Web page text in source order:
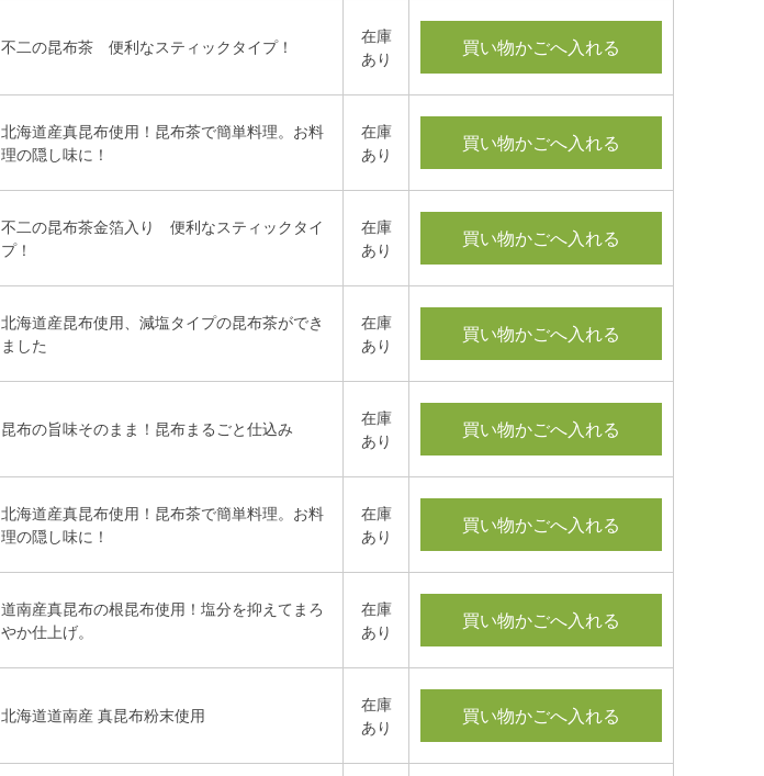
不二の昆布茶 便利なスティックタイプ！
在庫
あり
買い物かごへ入れる
北海道産真昆布使用！昆布茶で簡単料理。お料
理の隠し味に！
在庫
あり
買い物かごへ入れる
不二の昆布茶金箔入り 便利なスティックタイ
プ！
在庫
あり
買い物かごへ入れる
北海道産昆布使用、減塩タイプの昆布茶ができ
ました
在庫
あり
買い物かごへ入れる
昆布の旨味そのまま！昆布まるごと仕込み
在庫
あり
買い物かごへ入れる
北海道産真昆布使用！昆布茶で簡単料理。お料
理の隠し味に！
在庫
あり
買い物かごへ入れる
道南産真昆布の根昆布使用！塩分を抑えてまろ
やか仕上げ。
在庫
あり
買い物かごへ入れる
北海道道南産 真昆布粉末使用
在庫
あり
買い物かごへ入れる